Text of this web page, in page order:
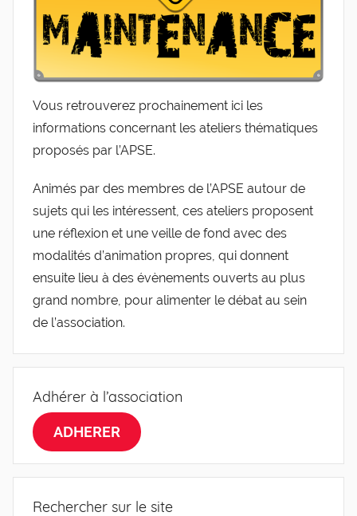
Vous retrouverez prochainement ici les
informations concernant les ateliers thématiques
proposés par l’APSE.
Animés par des membres de l’APSE autour de
sujets qui les intéressent, ces ateliers proposent
une réflexion et une veille de fond avec des
modalités d’animation propres, qui donnent
ensuite lieu à des évènements ouverts au plus
grand nombre, pour alimenter le débat au sein
de l’association.
Adhérer à l’association
ADHERER
Rechercher sur le site